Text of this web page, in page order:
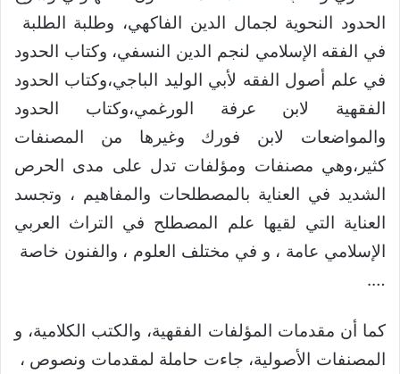
الحدود النحوية لجمال الدين الفاكهي، وطلبة الطلبة
في الفقه الإسلامي لنجم الدين النسفي، وكتاب الحدود
في علم أصول الفقه لأبي الوليد الباجي،وكتاب الحدود
الفقهية لابن عرفة الورغمي،وكتاب الحدود
والمواضعات لابن فورك وغيرها من المصنفات
كثير،وهي مصنفات ومؤلفات تدل على مدى الحرص
الشديد في العناية بالمصطلحات والمفاهيم ، وتجسد
العناية التي لقيها علم المصطلح في التراث العربي
الإسلامي عامة ، و في مختلف العلوم ، والفنون خاصة
….
كما أن مقدمات المؤلفات الفقهية، والكتب الكلامية، و
المصنفات الأصولية، جاءت حاملة لمقدمات ونصوص ،